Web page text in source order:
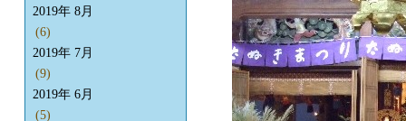
2019年 8月
(6)
2019年 7月
(9)
2019年 6月
(5)